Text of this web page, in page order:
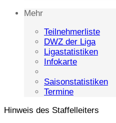
Mehr
Teilnehmerliste
DWZ der Liga
Ligastatistiken
Infokarte
Saisonstatistiken
Termine
Hinweis des Staffelleiters